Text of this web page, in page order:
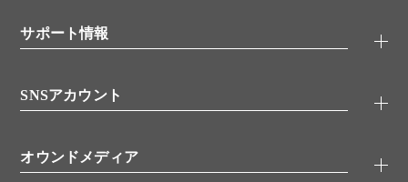
シグナル伝達
糖類／レクチン
分子生物
バイオメディカル(環境・食品)
代理店
サポート情報
アプリケーションノート
書類ダウンロード
SNSアカウント
YouTube
オウンドメディア